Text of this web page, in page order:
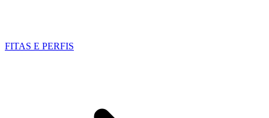
FITAS E PERFIS